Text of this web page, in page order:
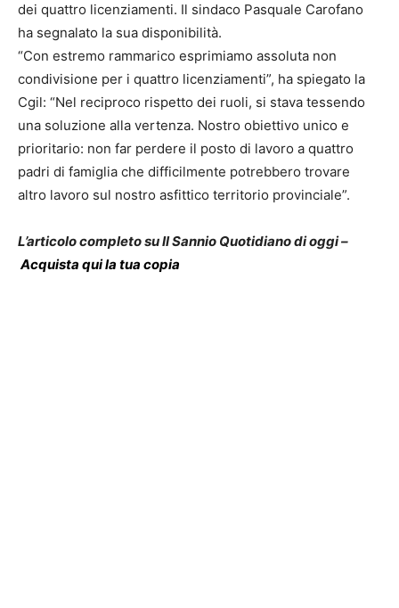
dei quattro licenziamenti. Il sindaco Pasquale Carofano
ha segnalato la sua disponibilità.
“Con estremo rammarico esprimiamo assoluta non
condivisione per i quattro licenziamenti”, ha spiegato la
Cgil: “Nel reciproco rispetto dei ruoli, si stava tessendo
una soluzione alla vertenza. Nostro obiettivo unico e
prioritario: non far perdere il posto di lavoro a quattro
padri di famiglia che difficilmente potrebbero trovare
altro lavoro sul nostro asfittico territorio provinciale”.
L’articolo completo su Il Sannio Quotidiano di oggi –
Acquista qui la tua copia